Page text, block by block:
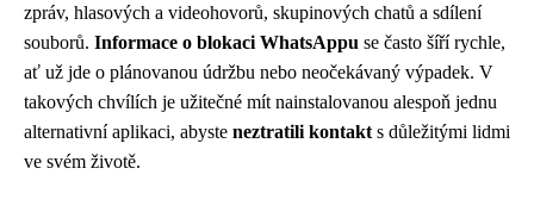
zpráv, hlasových a videohovorů, skupinových chatů a sdílení
souborů. Informace o blokaci WhatsAppu se často šíří rychle,
ať už jde o plánovanou údržbu nebo neočekávaný výpadek. V
takových chvílích je užitečné mít nainstalovanou alespoň jednu
alternativní aplikaci, abyste neztratili kontakt s důležitými lidmi
ve svém životě.